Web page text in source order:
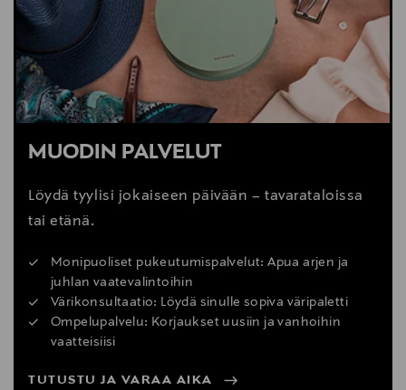
MUODIN PALVELUT
Löydä tyylisi jokaiseen päivään – tavarataloissa
tai etänä.
Monipuoliset pukeutumispalvelut: Apua arjen ja
juhlan vaatevalintoihin
Värikonsultaatio: Löydä sinulle sopiva väripaletti
Ompelupalvelu: Korjaukset uusiin ja vanhoihin
vaatteisiisi
TUTUSTU JA VARAA AIKA